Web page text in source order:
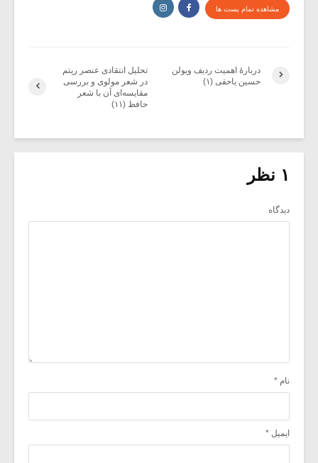
مشاهده تمام پست ها
تحلیل انتقادی عنصر ریتم
در شعر مولوی و بررسی
مقایسه‌ای آن با شعر
حافظ (۱۱)
دربارۀ اهمیت ردیف ویولن
حسین یاحقی (۱)
۱ نظر
دیدگاه
نام *
ایمیل *